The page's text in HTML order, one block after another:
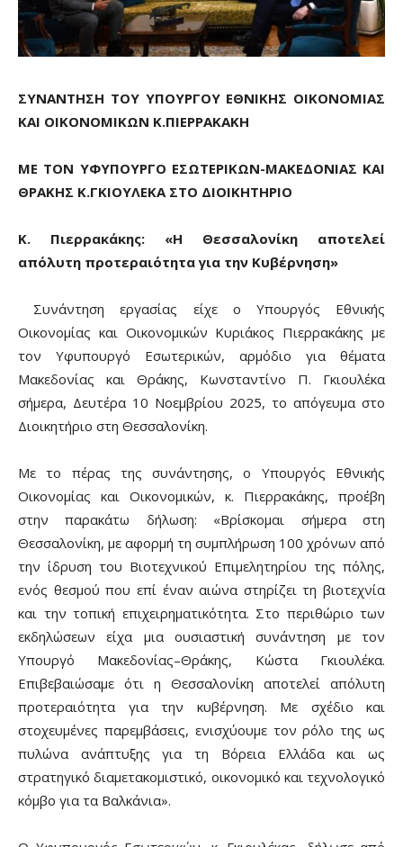
ΣΥΝΑΝΤΗΣΗ ΤΟΥ ΥΠΟΥΡΓΟΥ ΕΘΝΙΚΗΣ ΟΙΚΟΝΟΜΙΑΣ
ΚΑΙ ΟΙΚΟΝΟΜΙΚΩΝ Κ.ΠΙΕΡΡΑΚΑΚΗ
ΜΕ ΤΟΝ ΥΦΥΠΟΥΡΓΟ ΕΣΩΤΕΡΙΚΩΝ-ΜΑΚΕΔΟΝΙΑΣ ΚΑΙ
ΘΡΑΚΗΣ Κ.ΓΚΙΟΥΛΕΚΑ ΣΤΟ ΔΙΟΙΚΗΤΗΡΙΟ
Κ. Πιερρακάκης: «Η Θεσσαλονίκη αποτελεί
απόλυτη προτεραιότητα για την Κυβέρνηση»
Συνάντηση εργασίας είχε ο Υπουργός Εθνικής
Οικονομίας και Οικονομικών Κυριάκος Πιερρακάκης με
τον Υφυπουργό Εσωτερικών, αρμόδιο για θέματα
Μακεδονίας και Θράκης, Κωνσταντίνο Π. Γκιουλέκα
σήμερα, Δευτέρα 10 Νοεμβρίου 2025, το απόγευμα στο
Διοικητήριο στη Θεσσαλονίκη.
Με το πέρας της συνάντησης, ο Υπουργός Εθνικής
Οικονομίας και Οικονομικών, κ. Πιερρακάκης, προέβη
στην παρακάτω δήλωση: «Βρίσκομαι σήμερα στη
Θεσσαλονίκη, με αφορμή τη συμπλήρωση 100 χρόνων από
την ίδρυση του Βιοτεχνικού Επιμελητηρίου της πόλης,
ενός θεσμού που επί έναν αιώνα στηρίζει τη βιοτεχνία
και την τοπική επιχειρηματικότητα. Στο περιθώριο των
εκδηλώσεων είχα μια ουσιαστική συνάντηση με τον
Υπουργό Μακεδονίας–Θράκης, Κώστα Γκιουλέκα.
Επιβεβαιώσαμε ότι η Θεσσαλονίκη αποτελεί απόλυτη
προτεραιότητα για την κυβέρνηση. Με σχέδιο και
στοχευμένες παρεμβάσεις, ενισχύουμε τον ρόλο της ως
πυλώνα ανάπτυξης για τη Βόρεια Ελλάδα και ως
στρατηγικό διαμετακομιστικό, οικονομικό και τεχνολογικό
κόμβο για τα Βαλκάνια».